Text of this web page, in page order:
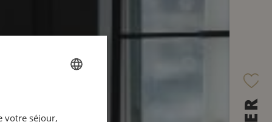
ENGLISH
votre séjour,